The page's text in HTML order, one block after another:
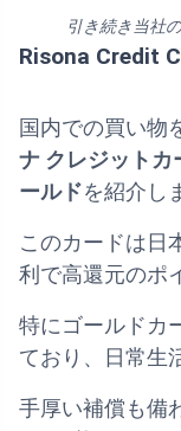
引き続き当社
Risona Credit
国内での買い物
ナ クレジットカ
ールドを紹介し
このカードは日
利で高還元のポ
特にゴールドカ
ており、日常生
手厚い補償も備